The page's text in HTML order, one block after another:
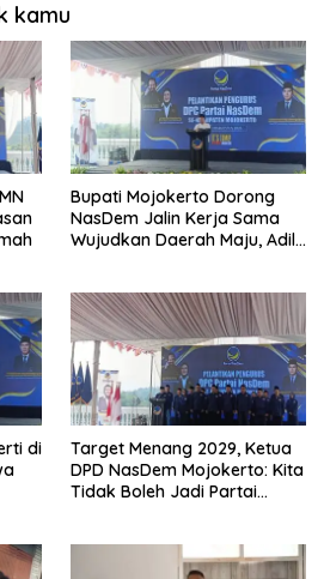
kamu
Bupati Mojokerto Dorong
NasDem Jalin Kerja Sama
Wujudkan Daerah Maju, Adil,
di
Target Menang 2029, Ketua
DPD NasDem Mojokerto: Kita
Tidak Boleh Jadi Partai